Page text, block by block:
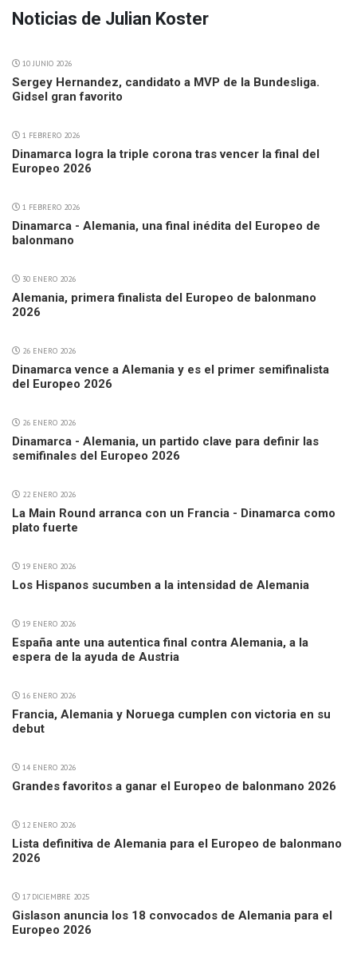
Noticias de Julian Koster
10 JUNIO 2026
Sergey Hernandez, candidato a MVP de la Bundesliga.
Gidsel gran favorito
1 FEBRERO 2026
Dinamarca logra la triple corona tras vencer la final del
Europeo 2026
1 FEBRERO 2026
Dinamarca - Alemania, una final inédita del Europeo de
balonmano
30 ENERO 2026
Alemania, primera finalista del Europeo de balonmano
2026
26 ENERO 2026
Dinamarca vence a Alemania y es el primer semifinalista
del Europeo 2026
26 ENERO 2026
Dinamarca - Alemania, un partido clave para definir las
semifinales del Europeo 2026
22 ENERO 2026
La Main Round arranca con un Francia - Dinamarca como
plato fuerte
19 ENERO 2026
Los Hispanos sucumben a la intensidad de Alemania
19 ENERO 2026
España ante una autentica final contra Alemania, a la
espera de la ayuda de Austria
16 ENERO 2026
Francia, Alemania y Noruega cumplen con victoria en su
debut
14 ENERO 2026
Grandes favoritos a ganar el Europeo de balonmano 2026
12 ENERO 2026
Lista definitiva de Alemania para el Europeo de balonmano
2026
17 DICIEMBRE 2025
Gislason anuncia los 18 convocados de Alemania para el
Europeo 2026